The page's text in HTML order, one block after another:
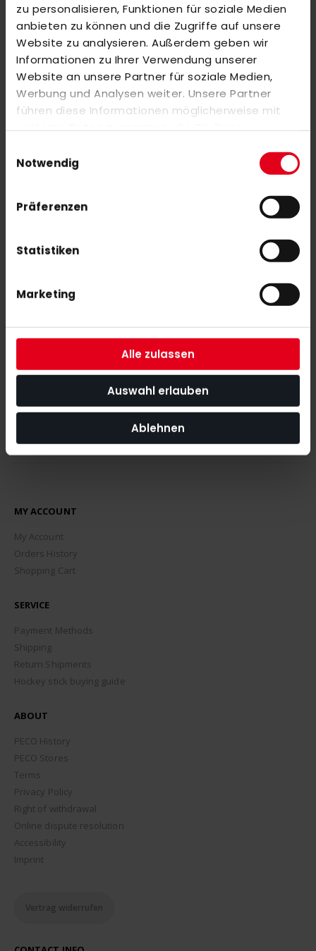
zu personalisieren, Funktionen für soziale Medien
anbieten zu können und die Zugriffe auf unsere
Website zu analysieren. Außerdem geben wir
Informationen zu Ihrer Verwendung unserer
Website an unsere Partner für soziale Medien,
Werbung und Analysen weiter. Unsere Partner
führen diese Informationen möglicherweise mit
weiteren Daten zusammen, die Sie ihnen
Nutzung der Dienste gesammelt haben.
Notwendig
Präferenzen
Statistiken
Marketing
Alle zulassen
Auswahl erlauben
Ablehnen
REVIEWS
SIMILAR PRODUCTS
Check items to add to the cart orselect all
OBO Helmet ABS + TP Black
€279.00
SUBSCRIBE NEWSLETTER
MY ACCOUNT
My Account
Orders History
Shopping Cart
SERVICE
Payment Methods
Shipping
Return Shipments
Hockey stick buying guide
ABOUT
PECO History
PECO Stores
Terms
Privacy Policy
Right of withdrawal
Online dispute resolution
Accessibility
Imprint
Vertrag widerrufen